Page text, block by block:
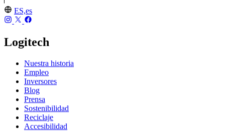
ES,es
Logitech
Nuestra historia
Empleo
Inversores
Blog
Prensa
Sostenibilidad
Reciclaje
Accesibilidad